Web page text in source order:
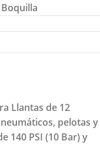
Llantas de 12
pelotas y
140 PSI (10 Bar) y